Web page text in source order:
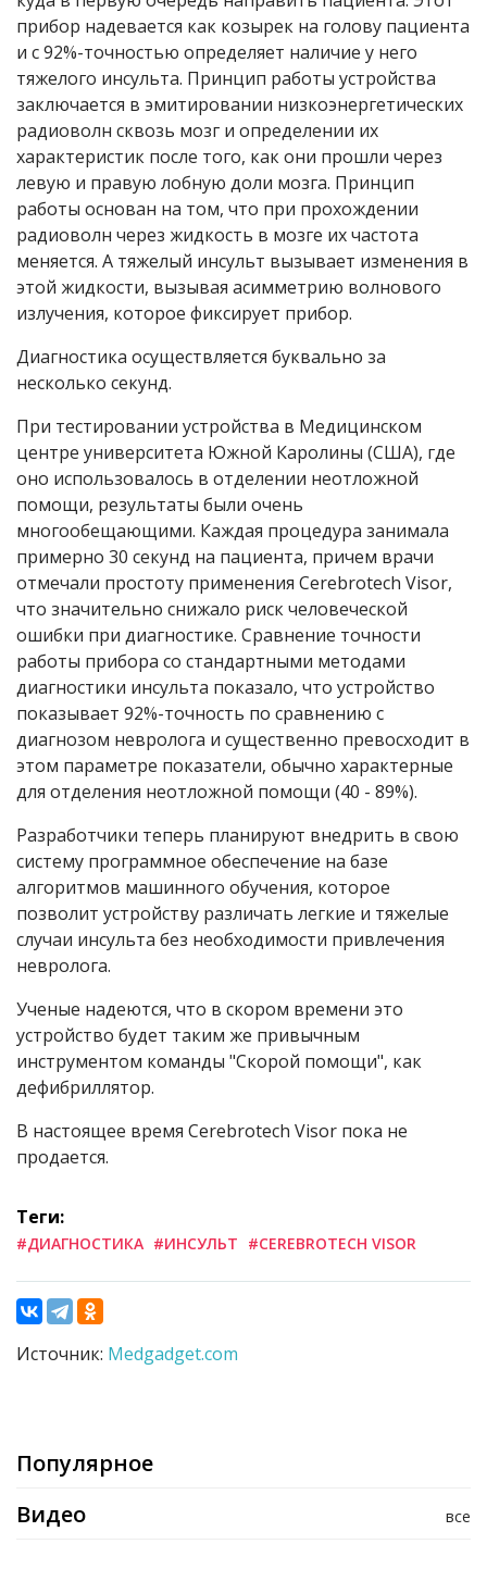
прибор надевается как козырек на голову пациента
и с 92%-точностью определяет наличие у него
тяжелого инсульта. Принцип работы устройства
заключается в эмитировании низкоэнергетических
радиоволн сквозь мозг и определении их
характеристик после того, как они прошли через
левую и правую лобную доли мозга. Принцип
работы основан на том, что при прохождении
радиоволн через жидкость в мозге их частота
меняется. А тяжелый инсульт вызывает изменения в
этой жидкости, вызывая асимметрию волнового
излучения, которое фиксирует прибор.
Диагностика осуществляется буквально за
несколько секунд.
При тестировании устройства в Медицинском
центре университета Южной Каролины (США), где
оно использовалось в отделении неотложной
помощи, результаты были очень
многообещающими. Каждая процедура занимала
примерно 30 секунд на пациента, причем врачи
отмечали простоту применения Cerebrotech Visor,
что значительно снижало риск человеческой
ошибки при диагностике. Сравнение точности
работы прибора со стандартными методами
диагностики инсульта показало, что устройство
показывает 92%-точность по сравнению с
диагнозом невролога и существенно превосходит в
этом параметре показатели, обычно характерные
для отделения неотложной помощи (40 - 89%).
Разработчики теперь планируют внедрить в свою
систему программное обеспечение на базе
алгоритмов машинного обучения, которое
позволит устройству различать легкие и тяжелые
случаи инсульта без необходимости привлечения
невролога.
Ученые надеются, что в скором времени это
устройство будет таким же привычным
инструментом команды "Скорой помощи", как
дефибриллятор.
В настоящее время Cerebrotech Visor пока не
продается.
Теги:
#ДИАГНОСТИКА #ИНСУЛЬТ #CEREBROTECH VISOR
Источник: Medgadget.com
Популярное
все
Видео